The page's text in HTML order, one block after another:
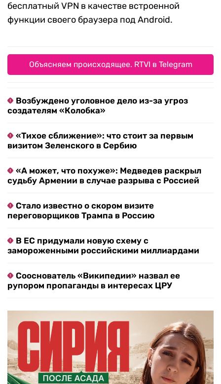
бесплатный VPN в качестве встроенной
функции своего браузера под Android.
Объясняем происходящее. RTVI в Telegram
Возбуждено уголовное дело из-за угроз
создателям «Колобка»
«Тихое сближение»: что стоит за первым
визитом Зеленского в Сербию
«А может, что похуже»: Медведев раскрыл
судьбу Армении в случае разрыва с Россией
Стало известно о скором визите
переговорщиков Трампа в Россию
В ЕС придумали новую схему с
замороженными российскими миллиардами
Сооснователь «Википедии» назвал ее
рупором пропаганды в интересах ЦРУ